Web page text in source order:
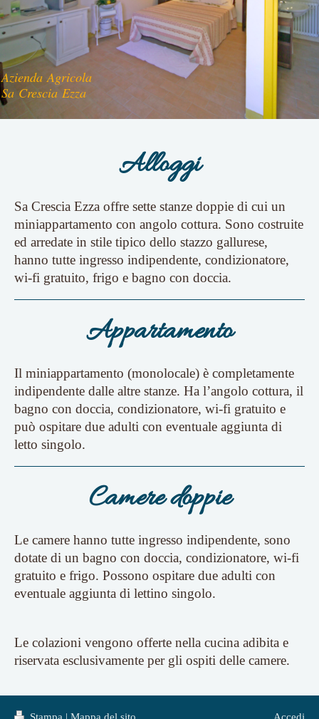
Azienda Agricola
Sa Crescia Ezza
Alloggi
Sa Crescia Ezza offre sette stanze doppie di cui un
miniappartamento con angolo cottura. Sono costruite
ed arredate in stile tipico dello stazzo gallurese,
hanno tutte ingresso indipendente, condizionatore,
wi-fi gratuito, frigo e bagno con doccia.
Appartamento
Il miniappartamento (monolocale) è completamente
indipendente dalle altre stanze. Ha l’angolo cottura, il
bagno con doccia, condizionatore, wi-fi gratuito e
può ospitare due adulti con eventuale aggiunta di
letto singolo.
Camere doppie
Le camere hanno tutte ingresso indipendente, sono
dotate di un bagno con doccia, condizionatore, wi-fi
gratuito e frigo. Possono ospitare due adulti con
eventuale aggiunta di lettino singolo.
Le colazioni vengono offerte nella cucina adibita e
riservata esclusivamente per gli ospiti delle camere.
Stampa | Mappa del sito Accedi